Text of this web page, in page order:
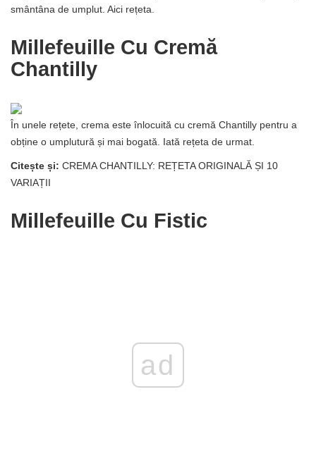
smântâna de umplut. Aici rețeta.
Millefeuille Cu Cremă
Chantilly
În unele rețete, crema este înlocuită cu cremă Chantilly pentru a
obține o umplutură și mai bogată. Iată rețeta de urmat.
Citește și: CREMA CHANTILLY: REȚETA ORIGINALĂ ȘI 10
VARIAȚII
Millefeuille Cu Fistic
ad